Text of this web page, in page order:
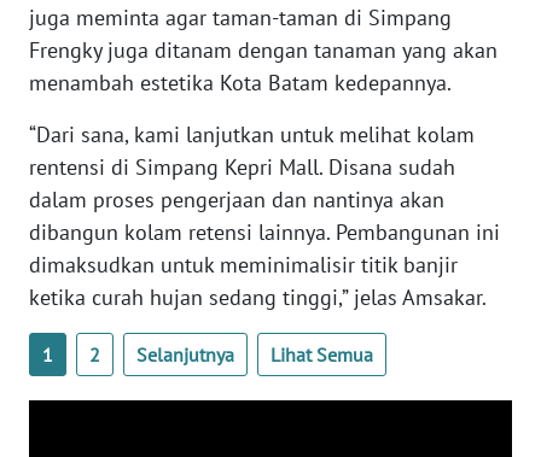
juga meminta agar taman-taman di Simpang
Frengky juga ditanam dengan tanaman yang akan
menambah estetika Kota Batam kedepannya.
“Dari sana, kami lanjutkan untuk melihat kolam
rentensi di Simpang Kepri Mall. Disana sudah
dalam proses pengerjaan dan nantinya akan
dibangun kolam retensi lainnya. Pembangunan ini
dimaksudkan untuk meminimalisir titik banjir
ketika curah hujan sedang tinggi,” jelas Amsakar.
1 2 Selanjutnya Lihat Semua
WN
SULTENG
SULBAR
WN
BABEL
WN
WN
SUMSEL